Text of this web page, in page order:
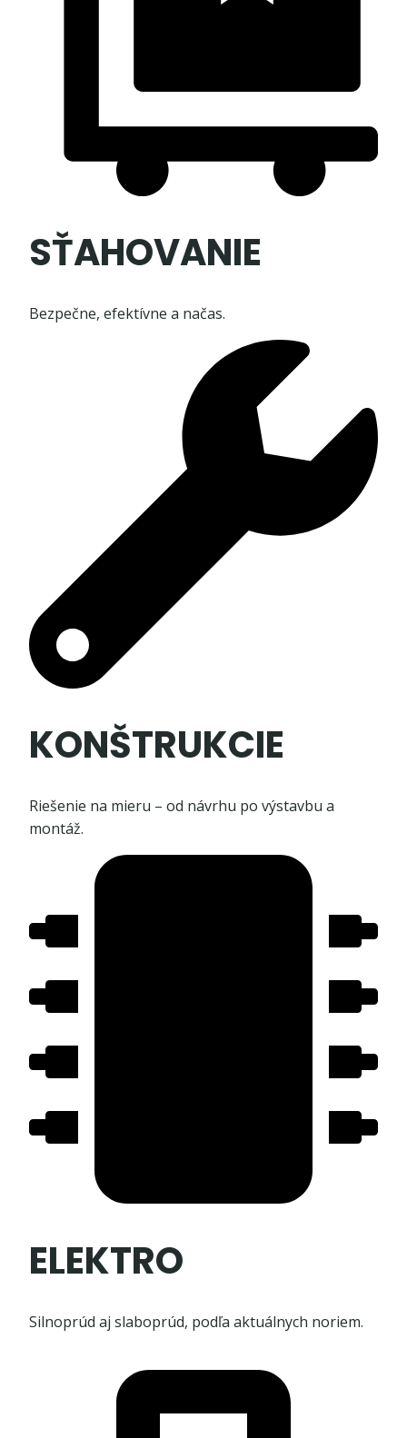
SŤAHOVANIE
Bezpečne, efektívne a načas.
KONŠTRUKCIE
Riešenie na mieru – od návrhu po výstavbu a
montáž.
ELEKTRO
Silnoprúd aj slaboprúd, podľa aktuálnych noriem.